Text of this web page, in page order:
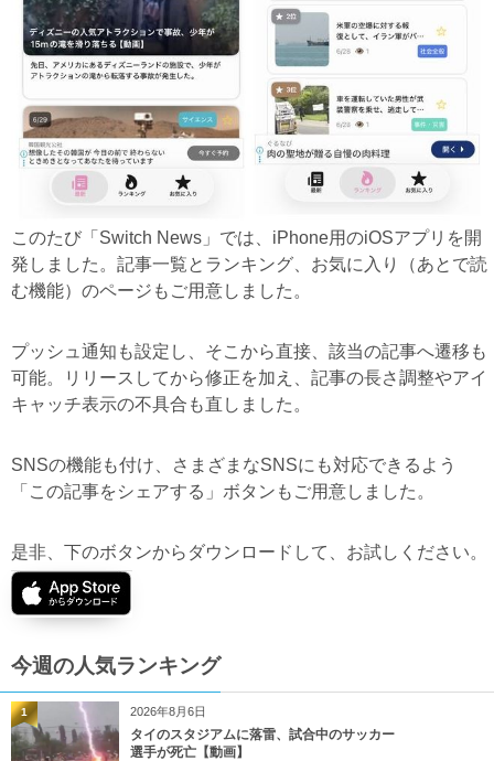
このたび「Switch News」では、iPhone用のiOSアプリを開
発しました。記事一覧とランキング、お気に入り（あとで読
む機能）のページもご用意しました。
プッシュ通知も設定し、そこから直接、該当の記事へ遷移も
可能。リリースしてから修正を加え、記事の長さ調整やアイ
キャッチ表示の不具合も直しました。
SNSの機能も付け、さまざまなSNSにも対応できるよう
「この記事をシェアする」ボタンもご用意しました。
是非、下のボタンからダウンロードして、お試しください。
今週の人気ランキング
2026年8月6日
タイのスタジアムに落雷、試合中のサッカー
選手が死亡【動画】
1